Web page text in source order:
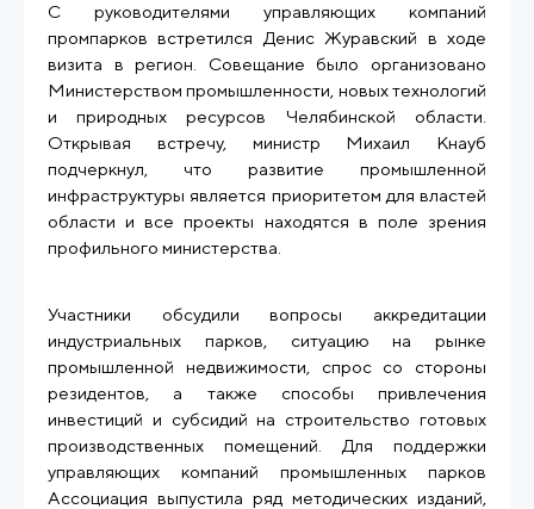
С руководителями управляющих компаний
промпарков встретился Денис Журавский в ходе
визита в регион. Совещание было организовано
Министерством промышленности, новых технологий
и природных ресурсов Челябинской области.
Открывая встречу, министр Михаил Кнауб
подчеркнул, что развитие промышленной
инфраструктуры является приоритетом для властей
области и все проекты находятся в поле зрения
профильного министерства.
Участники обсудили вопросы аккредитации
индустриальных парков, ситуацию на рынке
промышленной недвижимости, спрос со стороны
резидентов, а также способы привлечения
инвестиций и субсидий на строительство готовых
производственных помещений. Для поддержки
управляющих компаний промышленных парков
Ассоциация выпустила ряд методических изданий,